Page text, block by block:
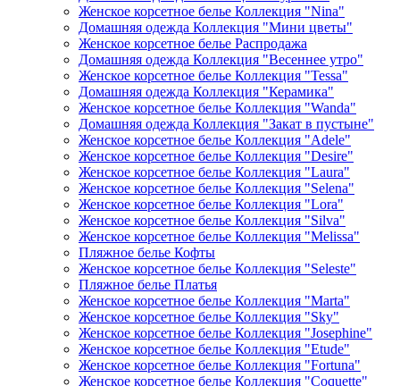
Женское корсетное белье Коллекция "Nina"
Домашняя одежда Коллекция "Мини цветы"
Женское корсетное белье Распродажа
Домашняя одежда Коллекция "Весеннее утро"
Женское корсетное белье Коллекция "Tessa"
Домашняя одежда Коллекция "Керамика"
Женское корсетное белье Коллекция "Wanda"
Домашняя одежда Коллекция "Закат в пустыне"
Женское корсетное белье Коллекция "Adele"
Женское корсетное белье Коллекция "Desire"
Женское корсетное белье Коллекция "Laura"
Женское корсетное белье Коллекция "Selena"
Женское корсетное белье Коллекция "Lora"
Женское корсетное белье Коллекция "Silva"
Женское корсетное белье Коллекция "Melissa"
Пляжное белье Кофты
Женское корсетное белье Коллекция "Seleste"
Пляжное белье Платья
Женское корсетное белье Коллекция "Marta"
Женское корсетное белье Коллекция "Sky"
Женское корсетное белье Коллекция "Josephine"
Женское корсетное белье Коллекция "Etude"
Женское корсетное белье Коллекция "Fortuna"
Женское корсетное белье Коллекция "Coquette"